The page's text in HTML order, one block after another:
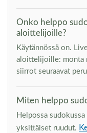
Onko helppo
aloittelijoille?
Käytännössä on.
aloittelijoille: monta
siirrot seuraavat
Miten helppo
Helpossa
yksittäiset ruudut.